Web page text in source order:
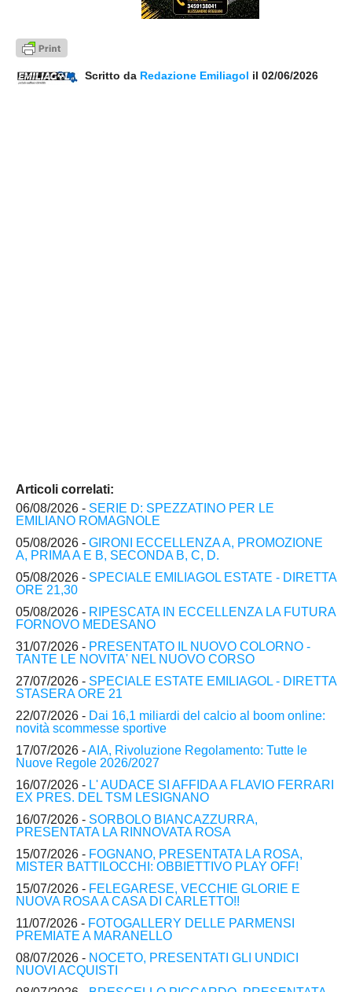
Scritto da Redazione Emiliagol il 02/06/2026
Articoli correlati:
06/08/2026 - SERIE D: SPEZZATINO PER LE
EMILIANO ROMAGNOLE
05/08/2026 - GIRONI ECCELLENZA A, PROMOZIONE
A, PRIMA A E B, SECONDA B, C, D.
05/08/2026 - SPECIALE EMILIAGOL ESTATE - DIRETTA
ORE 21,30
05/08/2026 - RIPESCATA IN ECCELLENZA LA FUTURA
FORNOVO MEDESANO
31/07/2026 - PRESENTATO IL NUOVO COLORNO -
TANTE LE NOVITA' NEL NUOVO CORSO
27/07/2026 - SPECIALE ESTATE EMILIAGOL - DIRETTA
STASERA ORE 21
22/07/2026 - Dai 16,1 miliardi del calcio al boom online:
novità scommesse sportive
17/07/2026 -AIA, Rivoluzione Regolamento: Tutte le
Nuove Regole 2026/2027
16/07/2026 - L' AUDACE SI AFFIDA A FLAVIO FERRARI
EX PRES. DEL TSM LESIGNANO
16/07/2026 - SORBOLO BIANCAZZURRA,
PRESENTATA LA RINNOVATA ROSA
15/07/2026 - FOGNANO, PRESENTATA LA ROSA,
MISTER BATTILOCCHI: OBBIETTIVO PLAY OFF!
15/07/2026 - FELEGARESE, VECCHIE GLORIE E
NUOVA ROSA A CASA DI CARLETTO!!
11/07/2026 - FOTOGALLERY DELLE PARMENSI
PREMIATE A MARANELLO
08/07/2026 - NOCETO, PRESENTATI GLI UNDICI
NUOVI ACQUISTI